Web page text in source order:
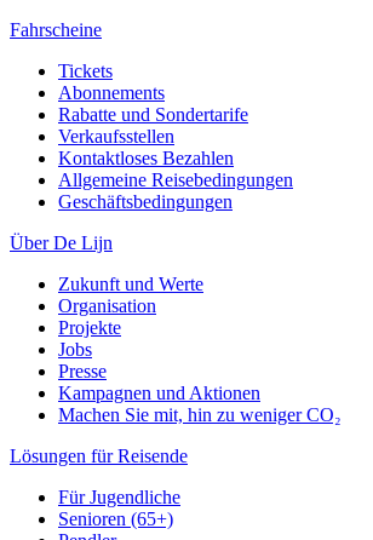
Fahrscheine
Tickets
Abonnements
Rabatte und Sondertarife
Verkaufsstellen
Kontaktloses Bezahlen
Allgemeine Reisebedingungen
Geschäftsbedingungen
Über De Lijn
Zukunft und Werte
Organisation
Projekte
Jobs
Presse
Kampagnen und Aktionen
Machen Sie mit, hin zu weniger CO₂
Lösungen für Reisende
Für Jugendliche
Senioren (65+)